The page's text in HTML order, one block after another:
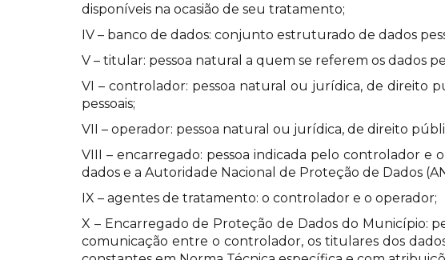
disponíveis na ocasião de seu tratamento;
IV – banco de dados: conjunto estruturado de dados
V – titular: pessoa natural a quem se referem os dados
VI – controlador: pessoa natural ou jurídica, de direito
pessoais;
VII – operador: pessoa natural ou jurídica, de direito
VIII – encarregado: pessoa indicada pelo controlador
dados e a Autoridade Nacional de Proteção de Dados
IX – agentes de tratamento: o controlador e o operador;
X – Encarregado de Proteção de Dados do Município:
comunicação entre o controlador, os titulares dos